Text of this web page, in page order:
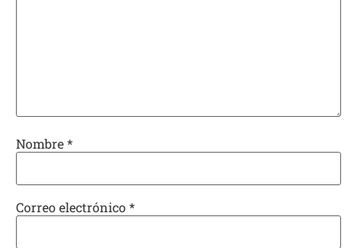
Nombre*
Correo electrónico*